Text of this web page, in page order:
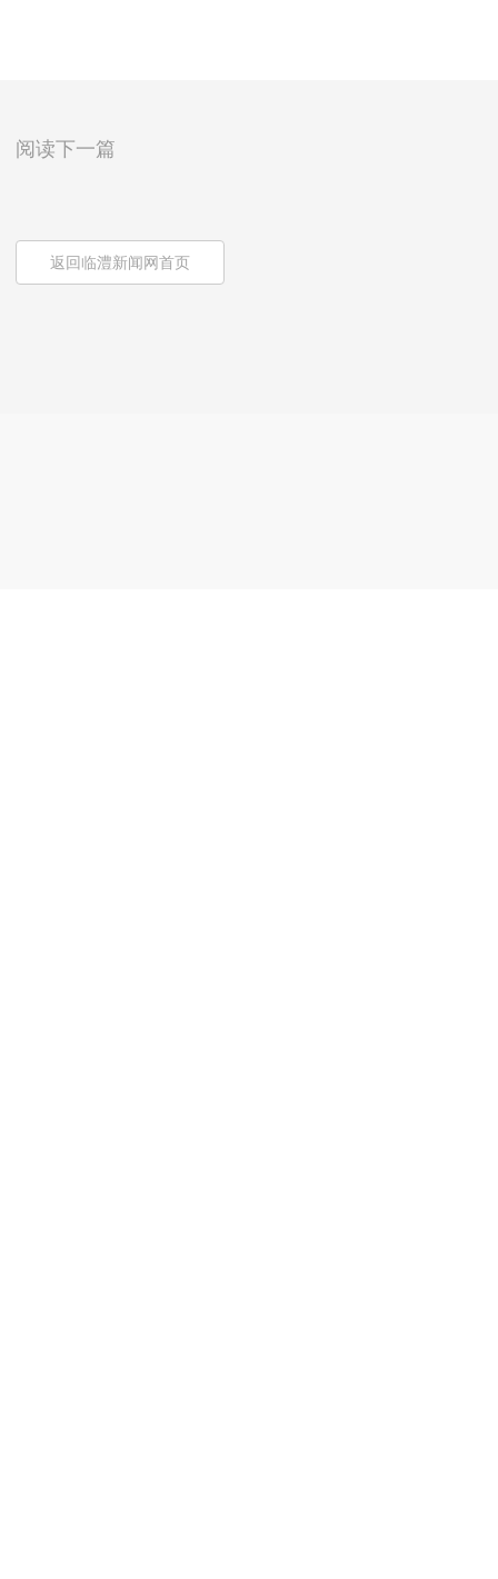
阅读下一篇
返回临澧新闻网首页